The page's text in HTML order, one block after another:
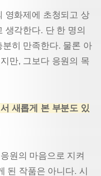
영화제에 초청되고 상
생각한다. 단 한 명의
히 만족한다. 물론 아
만, 그보다 응원의 목
새롭게 본 부분도 있
원의 마음으로 지켜
된 작품은 아니다. 시